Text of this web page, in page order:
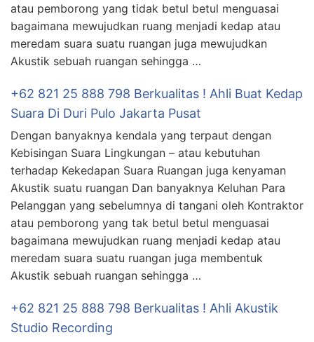
atau pemborong yang tidak betul betul menguasai
bagaimana mewujudkan ruang menjadi kedap atau
meredam suara suatu ruangan juga mewujudkan
Akustik sebuah ruangan sehingga …
+62 821 25 888 798 Berkualitas ! Ahli Buat Kedap
Suara Di Duri Pulo Jakarta Pusat
Dengan banyaknya kendala yang terpaut dengan
Kebisingan Suara Lingkungan – atau kebutuhan
terhadap Kekedapan Suara Ruangan juga kenyaman
Akustik suatu ruangan Dan banyaknya Keluhan Para
Pelanggan yang sebelumnya di tangani oleh Kontraktor
atau pemborong yang tak betul betul menguasai
bagaimana mewujudkan ruang menjadi kedap atau
meredam suara suatu ruangan juga membentuk
Akustik sebuah ruangan sehingga …
+62 821 25 888 798 Berkualitas ! Ahli Akustik
Studio Recording